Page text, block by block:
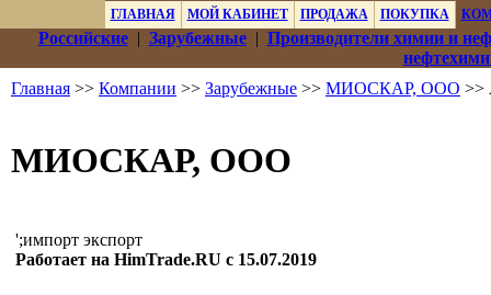
ГЛАВНАЯ МОЙ КАБИНЕТ ПРОДАЖА ПОКУПКА
Российские| Зарубежные| Производители химии и
Главная >> Компании >> Зарубежные >> МИОСКАР, ООО >>
МИОСКАР, ООО
';импорт экспорт
Работает на HimTrade.RU с 15.07.2019